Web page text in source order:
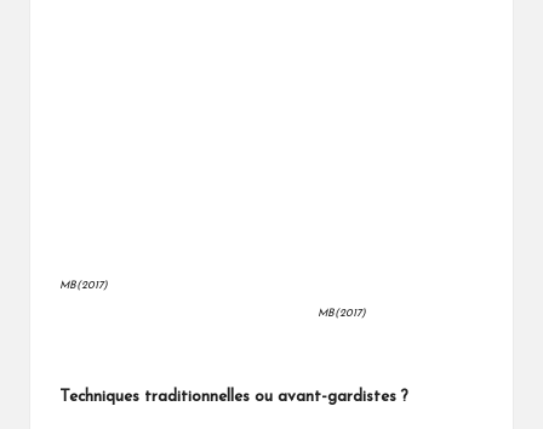
MB(2017)
MB(2017)
Techniques traditionnelles ou avant-gardistes ?